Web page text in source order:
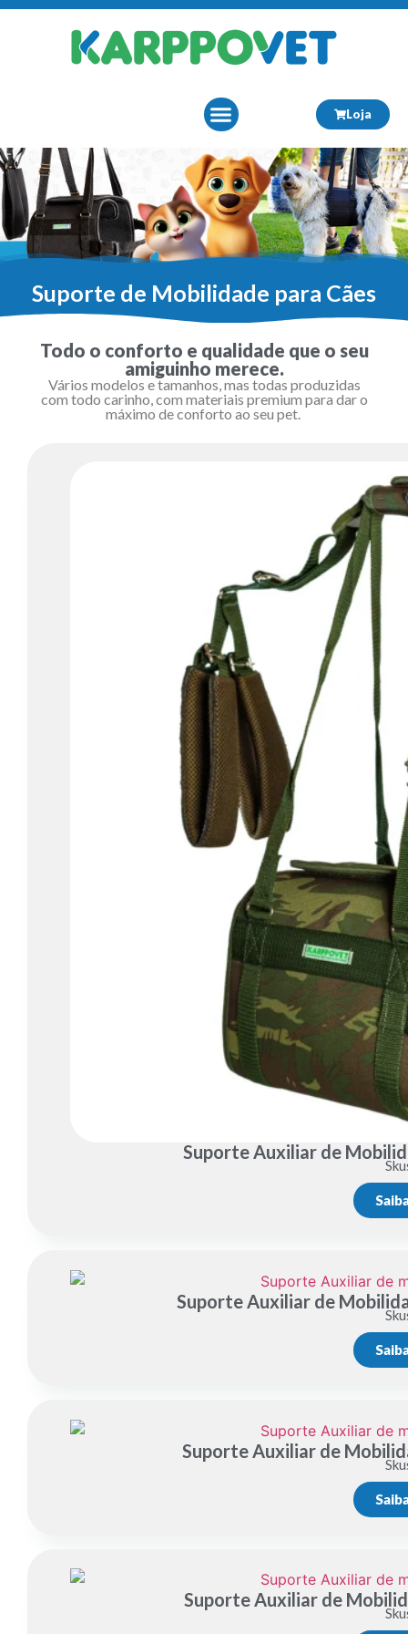
Loja
Suporte de Mobilidade para Cães
Todo o conforto e qualidade que o seu
amiguinho merece.
Vários modelos e tamanhos, mas todas produzidas
com todo carinho, com materiais premium para dar o
máximo de conforto ao seu pet.
Suporte Auxiliar de
Suporte Auxiliar de
Suporte Auxiliar de
Suporte Auxiliar de